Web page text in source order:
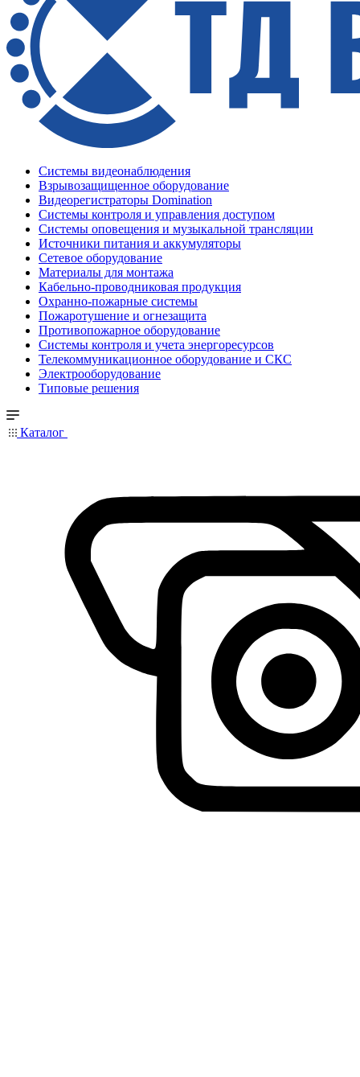
Системы видеонаблюдения
Взрывозащищенное оборудование
Видеорегистраторы Domination
Системы контроля и управления доступом
Системы оповещения и музыкальной трансляции
Источники питания и аккумуляторы
Сетевое оборудование
Материалы для монтажа
Кабельно-проводниковая продукция
Охранно-пожарные системы
Пожаротушение и огнезащита
Противопожарное оборудование
Системы контроля и учета энергоресурсов
Телекоммуникационное оборудование и СКС
Электрооборудование
Типовые решения
Каталог